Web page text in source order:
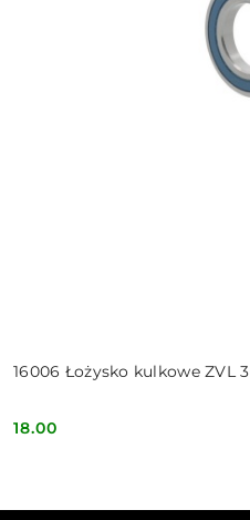
16006 Łożysko kulkowe ZVL
Cena:
18.00